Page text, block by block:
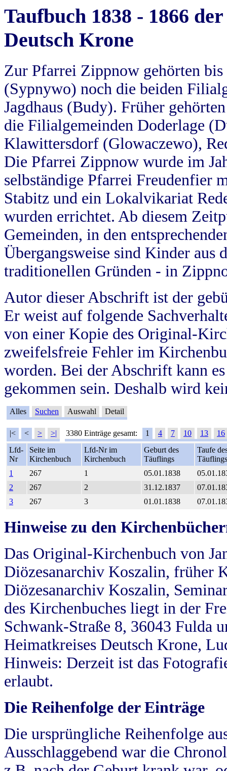
Taufbuch 1838 - 1866
Deutsch Krone
Zur Pfarrei Zippnow gehörten
(Sypnywo) noch die beiden
Jagdhaus (Budy). Früher
die Filialgemeinden Doderlage
Klawittersdorf (Glowaczewo),
Die Pfarrei Zippnow wurde im
selbständige Pfarrei Freudenfier
Stabitz und ein Lokalvikariat
wurden errichtet. Ab diesem
Gemeinden, in den
Übergangsweise sind Kinder aus
traditionellen Gründen - in
Autor dieser Abschrift ist der
Er weist auf folgende
von einer Kopie des Original-
zweifelsfreie Fehler im
worden. Bei der Abschrift kann
gekommen sein. Deshalb wird
Alles Suchen Auswahl Detail
|< < > >| 3380 Einträge gesamt: 1 4 7 10 13
16
Lfd-
Nr
Seite im
Kirchenbuch
Lfd-Nr im
Kirchenbuch
Geburt des
Täuflings
Taufe
Täuflings
1
267 1 05.01.1838
2
267 2 31.12.1837
3
267 3 01.01.1838
Hinweise zu den
Das Original-Kirchenbuch von
Diözesanarchiv Koszalin, früher
Diözesanarchiv Koszalin,
des Kirchenbuches liegt in der
Schwank-Straße 8, 36043 Fulda
Heimatkreises Deutsch Krone,
Hinweis: Derzeit ist das
erlaubt.
Die Reihenfolge der Einträge
Die ursprüngliche Reihenfolge
Ausschlaggebend war die